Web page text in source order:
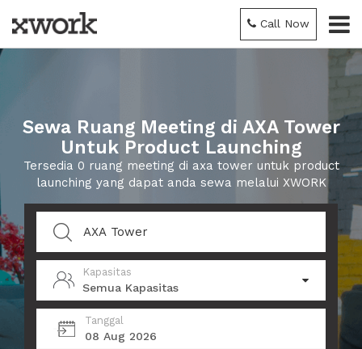
Call Now
Sewa Ruang Meeting di AXA Tower
Untuk Product Launching
Tersedia 0 ruang meeting di axa tower untuk product
launching yang dapat anda sewa melalui XWORK
Kapasitas
Semua Kapasitas
Tanggal
08 Aug 2026